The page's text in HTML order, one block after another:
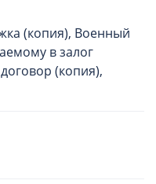
(копия), Военный
в залог
(копия),